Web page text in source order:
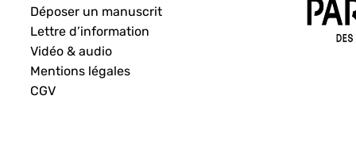
Déposer un manuscrit
Lettre d’information
Vidéo & audio
Mentions légales
CGV